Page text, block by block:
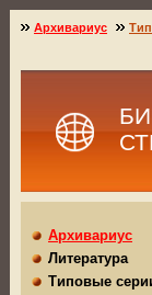
Архивариус
Архивариус
Литература
Типовые